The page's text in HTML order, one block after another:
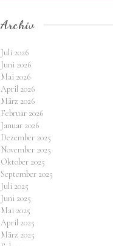
Archiv
Juli 2026
Juni 2026
Mai 2026
April 2026
März 2026
Februar 2026
Januar 2026
Dezember 2025
November 2025
Oktober 2025
September 2025
Juli 2025
Juni 2025
Mai 2025
April 2025
März 2025